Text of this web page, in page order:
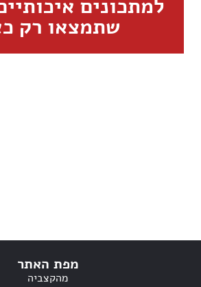
למתכונים
שתמצאו רק
מפת האתר
מהקצביה